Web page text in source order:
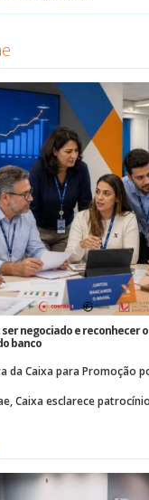
ser negociado e reconhecer
banco
da Caixa para Promoção
Caixa esclarece